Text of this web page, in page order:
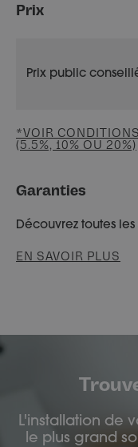
Prix
Prix public
*VOIR
(5.5%, 10% OU 20%)
Garanties
Découvrez toutes
EN SAVOIR PLUS
L'installation de
le plus grand